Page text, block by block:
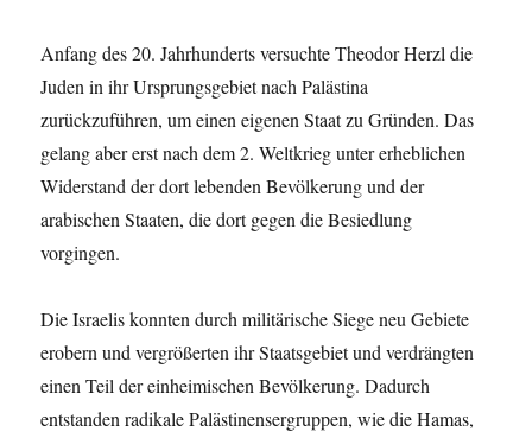
Anfang des 20. Jahrhunderts versuchte Theodor Herzl die
Juden in ihr Ursprungsgebiet nach Palästina
zurückzuführen, um einen eigenen Staat zu Gründen. Das
gelang aber erst nach dem 2. Weltkrieg unter erheblichen
Widerstand der dort lebenden Bevölkerung und der
arabischen Staaten, die dort gegen die Besiedlung
vorgingen.
Die Israelis konnten durch militärische Siege neu Gebiete
erobern und vergrößerten ihr Staatsgebiet und verdrängten
einen Teil der einheimischen Bevölkerung. Dadurch
entstanden radikale Palästinensergruppen, wie die Hamas,